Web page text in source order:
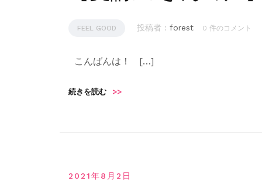
FEEL GOOD 投稿者 : forest 0 件のコメント
こんばんは！ […]
続きを読む >>
2021年8月2日